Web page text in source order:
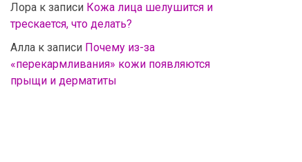
Лора к записи Кожа лица шелушится и
трескается, что делать?
Алла к записи Почему из-за
«перекармливания» кожи появляются
прыщи и дерматиты